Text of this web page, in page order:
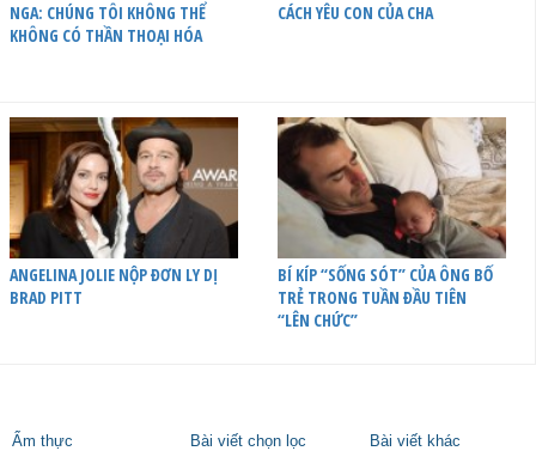
NGA: CHÚNG TÔI KHÔNG THỂ
KHÔNG CÓ THẦN THOẠI HÓA
CÁCH YÊU CON CỦA CHA
ANGELINA JOLIE NỘP ĐƠN LY DỊ
BRAD PITT
BÍ KÍP “SỐNG SÓT” CỦA ÔNG BỐ
TRẺ TRONG TUẦN ĐẦU TIÊN
“LÊN CHỨC”
Ẩm thực Bài viết chọn lọc
Bài viết khác